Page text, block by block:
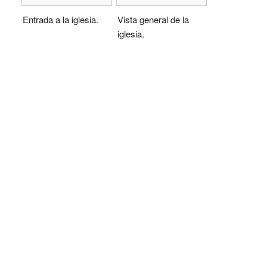
Entrada a la iglesia.
Vista general de la
iglesia.